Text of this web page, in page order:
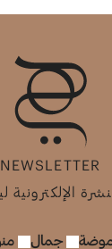
NEWSLETTER
جمال